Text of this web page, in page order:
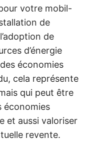
votre mobil-
de
de
d’énergie
économies
cela représente
qui peut être
économies
et aussi valoriser
revente.